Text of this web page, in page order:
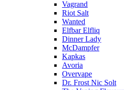
Vagrand
Riot Salt
Wanted
Elfbar Elfliq
Dinner Lady
McDampfer
Kapkas
Avoria
Overvape
Dr. Frost Nic Solt